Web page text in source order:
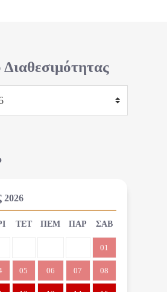
2026
ΤΕΤ ΠΕΜ ΠΑΡ ΣΑΒ
01
05 06 07 08